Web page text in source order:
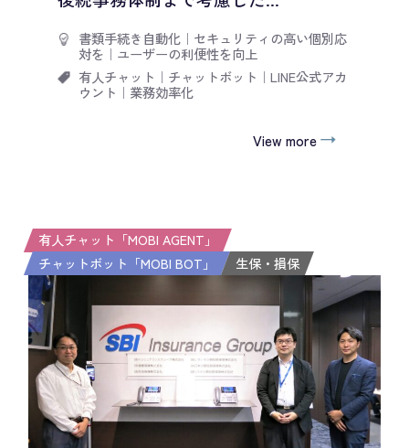
書類手続き自動化｜ セキュリティの高い個別応
対を ｜ ユーザーの利便性を向上
有人チャット ｜ チャットボット ｜ LINE公式アカ
ウント ｜ 業務効率化
View more
有人チャット「MOBI AGENT」
チャットボット「MOBI BOT」
生保・損保